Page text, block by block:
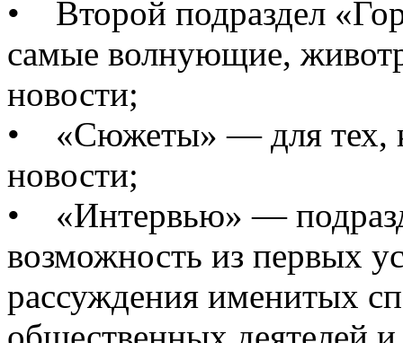
• Второй подраздел
самые волнующие,
новости;
• «Сюжеты» — для тех,
новости;
• «Интервью» —
возможность из первых
рассуждения именитых